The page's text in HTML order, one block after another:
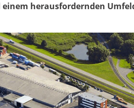
herausfordernden